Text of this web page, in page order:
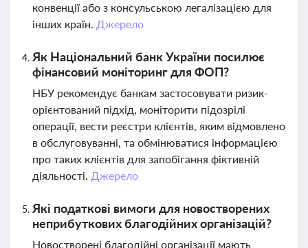
конвенції або з консульською легалізацією для
інших країн. Джерело
Як Національний банк України посилює
фінансовий моніторинг для ФОП?
НБУ рекомендує банкам застосовувати ризик-
орієнтований підхід, моніторити підозрілі
операції, вести реєстри клієнтів, яким відмовлено
в обслуговуванні, та обмінюватися інформацією
про таких клієнтів для запобігання фіктивній
діяльності. Джерело
Які податкові вимоги для новостворених
неприбуткових благодійних організацій?
Новостворені благодійні організації мають